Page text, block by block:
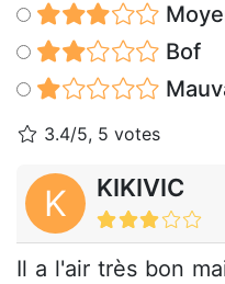
Bof
3.4/5, 5 votes
K KIKIVIC
Il a l'air très bon